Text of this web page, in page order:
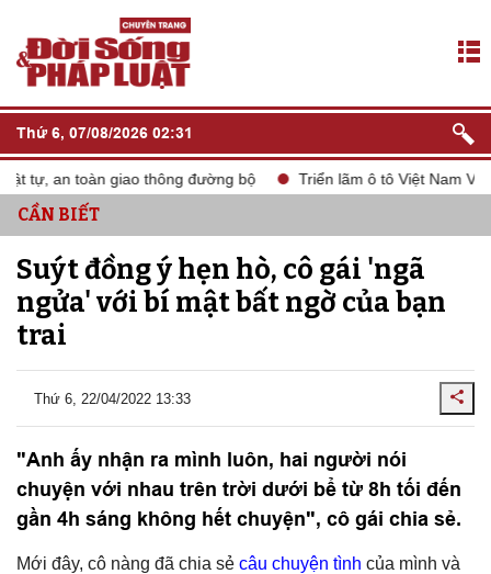
Thứ 6, 07/08/2026 02:31
an toàn giao thông đường bộ Triển lãm ô tô Việt Nam VMS
CẦN BIẾT
Suýt đồng ý hẹn hò, cô gái 'ngã
ngửa' với bí mật bất ngờ của bạn
trai
Thứ 6, 22/04/2022 13:33
"Anh ấy nhận ra mình luôn, hai người nói
chuyện với nhau trên trời dưới bể từ 8h tối đến
gần 4h sáng không hết chuyện", cô gái chia sẻ.
Mới đây, cô nàng đã chia sẻ câu chuyện tình của mình và